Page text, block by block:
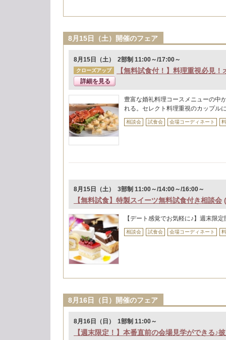
8月15日（土）開催のフェア
8月15日（土） 2部制 11:00～/17:00～
クローズアップ 【無料試食付！】料理重視必見
詳細を見る
豊富な婚礼料理コースメニューの中
れる。セレクト料理重視のカップル
相談会 試食会 会場コーディネート
8月15日（土） 3部制 11:00～/14:00～/16:00～
【無料試食】特製スイーツ無料試食付き相談会 (
【デート感覚でお気軽に♪】週末限
相談会 試食会 会場コーディネート
8月16日（日）開催のフェア
8月16日（日） 1部制 11:00～
【週末限定！】本番直前の会場見学ができる♪